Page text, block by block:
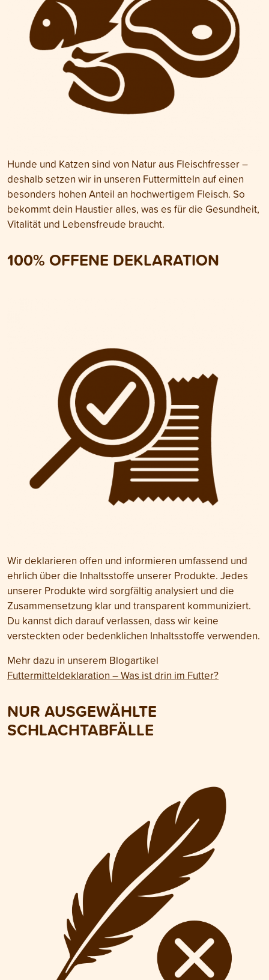
Hunde und Katzen sind von Natur aus Fleischfresser –
deshalb setzen wir in unseren Futtermitteln auf einen
besonders hohen Anteil an hochwertigem Fleisch. So
bekommt dein Haustier alles, was es für die Gesundheit,
Vitalität und Lebensfreude braucht.
100% OFFENE DEKLARATION
Wir deklarieren offen und informieren umfassend und
ehrlich über die Inhaltsstoffe unserer Produkte. Jedes
unserer Produkte wird sorgfältig analysiert und die
Zusammensetzung klar und transparent kommuniziert.
Du kannst dich darauf verlassen, dass wir keine
versteckten oder bedenklichen Inhaltsstoffe verwenden.
Mehr dazu in unserem Blogartikel
Futtermitteldeklaration – Was ist drin im Futter?
NUR AUSGEWÄHLTE
SCHLACHTABFÄLLE